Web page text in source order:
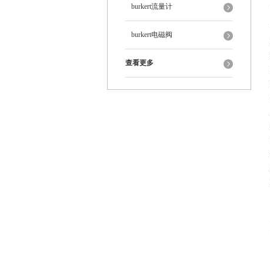
burkert流量计
burkert电磁阀
查看更多